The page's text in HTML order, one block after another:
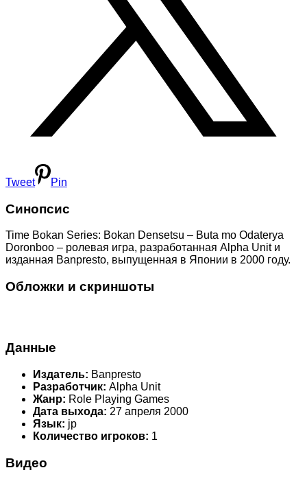
Tweet Pin
Синопсис
Time Bokan Series: Bokan Densetsu – Buta mo Odaterya
Doronboo – ролевая игра, разработанная Alpha Unit и
изданная Banpresto, выпущенная в Японии в 2000 году.
Обложки и скриншоты
Данные
Издатель: Banpresto
Разработчик: Alpha Unit
Жанр: Role Playing Games
Дата выхода: 27 апреля 2000
Язык: jp
Количество игроков: 1
Видео